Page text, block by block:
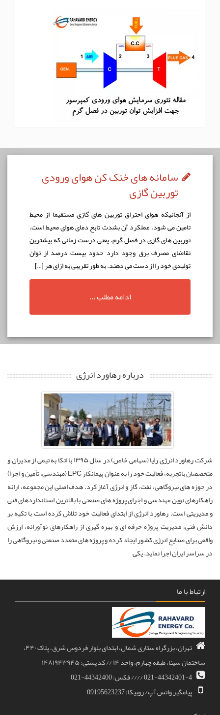
سامانه های خنک کن هوای ورودی
توربین گازی
از آنجائيكه هوای احتراق توربين های گازی مستقيما از محيط
تامين می شود، عملكرد آن بشدت تابع دمای هوای محيط است.
توربين های گازی در فصل گرم، يعنی درست زمانی که بيشترين
تقاضای مصرف برق وجود دارد حدود بيست درصد از توان
توليدی خود را از دست می دهند. به طور تقریبی به ازای هر […]
ادامه مطلب ...
درباره رهاورد انرژی
شرکت رهاورد انرژی رایا (سهامی خاص) در سال ۱۳۹۵ با اتکا به تیمی از مدیران و
متخصصان باتجربه، فعالیت خود را به عنوان پیمانکار EPC (مهندسی، تأمین و اجرا)
در حوزه های نیروگاهی، نفت، گاز و انرژی آغاز کرد. هدف اصلی این مجموعه، ارائه
راهکارهای نوین مهندسی و اجرای پروژه های صنعتی با بالاترین استانداردهای فنی
و مدیریتی است. رهاورد انرژی از ابتدای فعالیت خود تلاش کرده است با تکیه بر
دانش فنی، مدیریت پروژه حرفه ای و بهره گیری از راهکارهای نوآورانه، ارزش
واقعی برای صنایع انرژی کشور ایجاد کرده و پروژه های متعدد صنعتی و نیروگاهی را
در سراسر ایران اجرا نماید. یکی
ارتباط با ما
تهران، بزرگراه ستاری شمال، ابتدای بلوار فردوس شرق، پلاک ۴۴۰،
ساختمان سینا، طبقه چهارم، واحد ۱۴ // کد پستی: ۱۴۸۱۹۴۳۹۴۵
021-44342401-4 //// فکس: 44342400-021
پیامگیر واتس آپ/ روبیکا: 09195623237